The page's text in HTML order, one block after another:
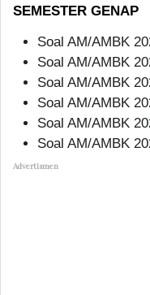
SEMESTER GENAP
Soal AM/AMBK
Soal AM/AMBK
Soal AM/AMBK
Soal AM/AMBK
Soal AM/AMBK
Soal AM/AMBK
Advertismen